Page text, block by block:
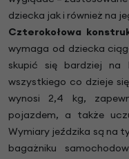
dziecka jak i również na
Czterokołowa
wymaga od dziecka
skupić się bardziej na
wszystkiego co dzieje
wynosi 2,4 kg,
pojazdem, a także
Wymiary jeździka są na
bagażniku